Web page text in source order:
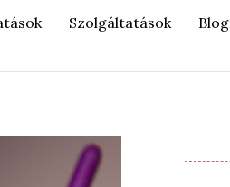
Szolgáltatások Blog